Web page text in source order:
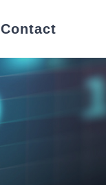
Contact